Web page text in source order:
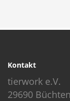
Kontakt
tierwork e.V.
29690 Büchten